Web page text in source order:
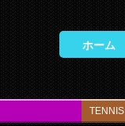
ホーム
TENNIS